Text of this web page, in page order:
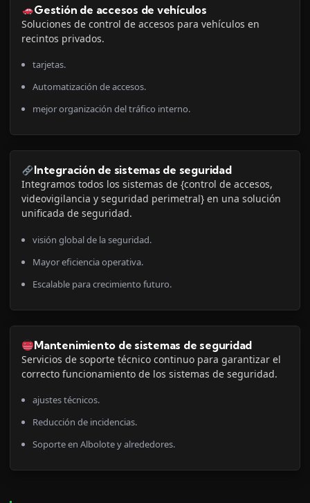
Gestión de accesos de vehículos
Soluciones de control de accesos para vehículos en
recintos privados.
tarjetas.
Automatización de accesos.
mejor organización del tráfico interno.
Integración de sistemas de seguridad
Integramos todos los sistemas de {control de accesos,
videovigilancia y seguridad perimetral} en una solución
unificada de seguridad.
visión global de la seguridad.
Mayor eficiencia operativa.
Escalable para crecimiento futuro.
Mantenimiento de sistemas de seguridad
Servicios de soporte técnico continuo para garantizar el
correcto funcionamiento de los sistemas de seguridad.
ajustes técnicos.
Reducción de incidencias.
Soporte en Albolote y alrededores.